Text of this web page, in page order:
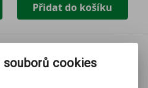
Přidat do košíku
souborů cookies